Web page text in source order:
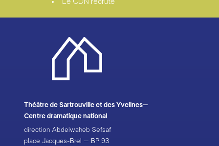
Théâtre de Sartrouville et des Yvelines–
Centre dramatique national
direction Abdelwaheb Sefsaf
place Jacques-Brel – BP 93